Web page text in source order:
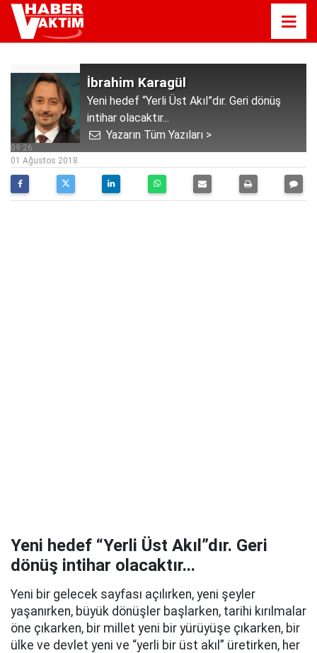
İbrahim Karagül
Yeni hedef “Yerli Üst Akıl”dır. Geri dönüş
intihar olacaktır...
Yazarın Tüm Yazıları >
09:26
01 Ağustos 2018
Yeni hedef “Yerli Üst Akıl”dır. Geri
dönüş intihar olacaktır...
Yeni bir gelecek sayfası açılırken, yeni şeyler
yaşanırken, büyük dönüşler başlarken, tarihi kırılmalar
öne çıkarken, bir millet yeni bir yürüyüşe çıkarken, bir
ülke ve devlet yeni ve “yerli bir üst akıl” üretirken, her